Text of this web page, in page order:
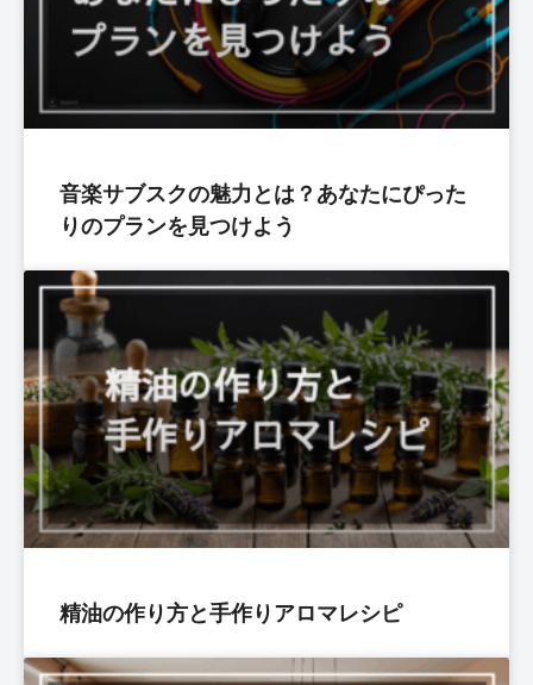
音楽サブスクの魅力とは？あなたにぴった
りのプランを見つけよう
精油の作り方と手作りアロマレシピ